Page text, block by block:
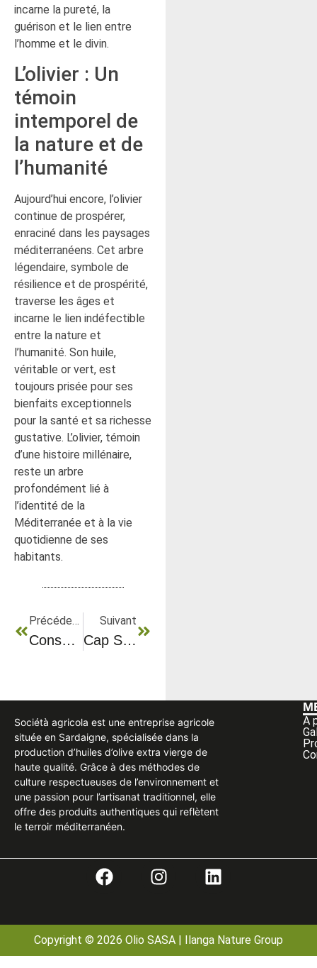
incarne la pureté, la
guérison et le lien entre
l’homme et le divin.
L’olivier : Un
témoin
intemporel de
la nature et de
l’humanité
Aujourd’hui encore, l’olivier
continue de prospérer,
enraciné dans les paysages
méditerranéens. Cet arbre
légendaire, symbole de
résilience et de prospérité,
traverse les âges et
incarne le lien indéfectible
entre la nature et
l’humanité. Son huile,
véritable or vert, est
toujours prisée pour ses
bienfaits exceptionnels
pour la santé et sa richesse
gustative. L’olivier, témoin
d’une histoire millénaire,
reste un arbre
profondément lié à
l’identité de la
Méditerranée et à la vie
quotidienne de ses
habitants.
Précédent
Conseils Pour Identifier Une Huile D’olive De Qualité
Suivant
Cap Sur Les Plus Beaux Lieux À Découvrir En Sardaigne
Sociétà agricola est une entreprise agricole
située en Sardaigne, spécialisée dans la
production d’huiles d’olive extra vierge de
haute qualité. Grâce à des méthodes de
culture respectueuses de l’environnement et
une passion pour l’artisanat traditionnel, elle
offre des produits authentiques qui reflètent
le terroir méditerranéen.
A
Copyright © 2026 Olio SASA | Ilanga Nature Group